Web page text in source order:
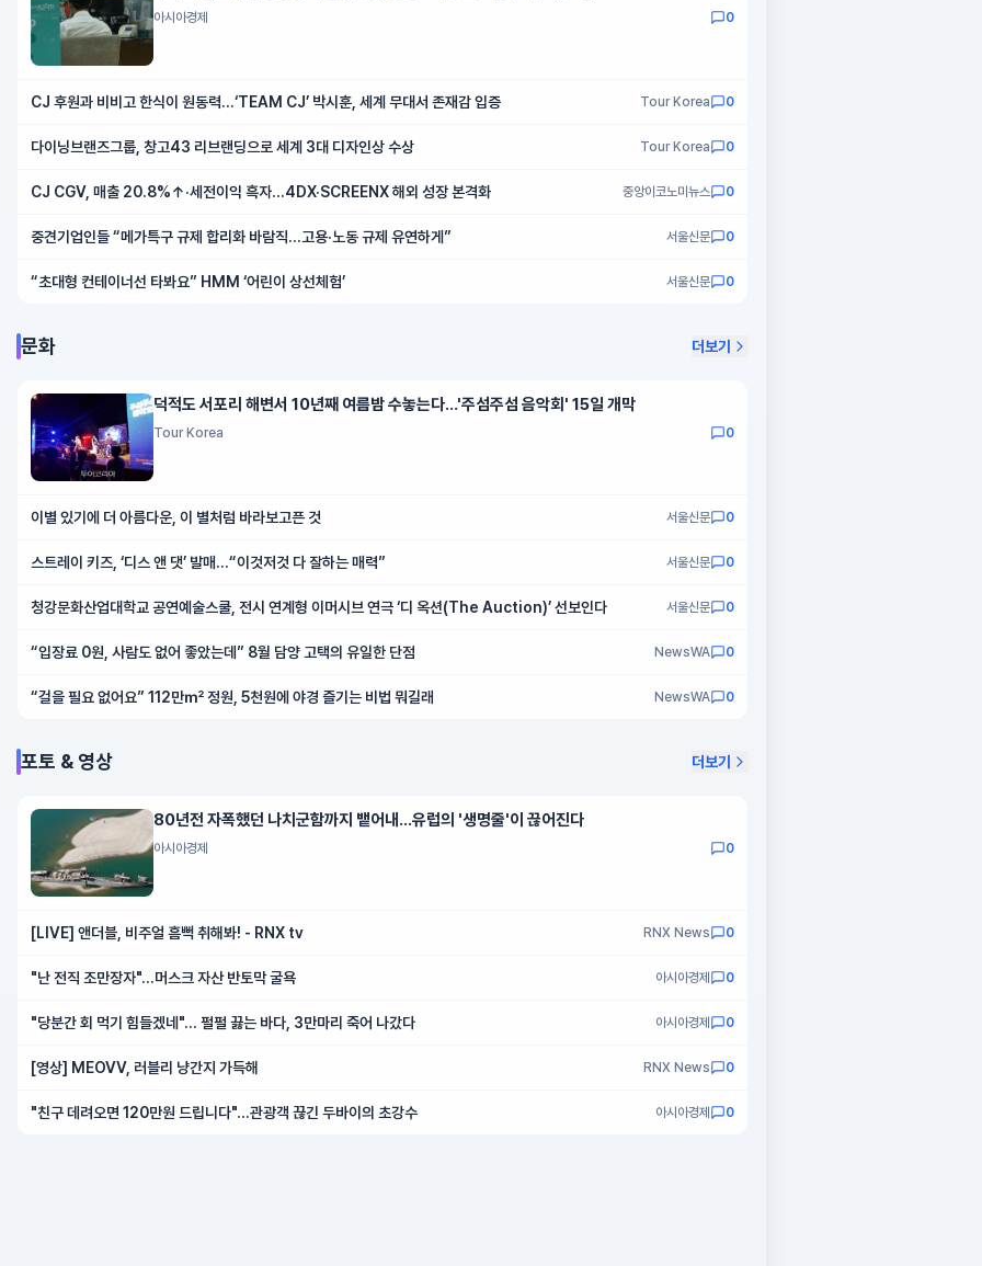
아시아경제 0
CJ 후원과 비비고 한식이 원동력…‘TEAM CJ’ 박시훈, 세계 무대서 존재감 입증 Tour Korea 0
다이닝브랜즈그룹, 창고43 리브랜딩으로 세계 3대 디자인상 수상 Tour Korea 0
CJ CGV, 매출 20.8%↑·세전이익 흑자…4DX·SCREENX 해외 성장 본격화 중앙이코노미뉴스 0
중견기업인들 “메가특구 규제 합리화 바람직…고용·노동 규제 유연하게” 서울신문 0
“초대형 컨테이너선 타봐요” HMM ‘어린이 상선체험’ 서울신문 0
문화 더보기
덕적도 서포리 해변서 10년째 여름밤 수놓는다…'주섬주섬 음악회' 15일 개막
Tour Korea 0
이별 있기에 더 아름다운, 이 별처럼 바라보고픈 것 서울신문 0
스트레이 키즈, ‘디스 앤 댓’ 발매…“이것저것 다 잘하는 매력” 서울신문 0
청강문화산업대학교 공연예술스쿨, 전시 연계형 이머시브 연극 ‘디 옥션(The Auction)’ 선보인다 서울신문 0
“입장료 0원, 사람도 없어 좋았는데” 8월 담양 고택의 유일한 단점 NewsWA 0
“걸을 필요 없어요” 112만㎡ 정원, 5천원에 야경 즐기는 비법 뭐길래 NewsWA 0
포토 & 영상 더보기
80년전 자폭했던 나치군함까지 뱉어내…유럽의 '생명줄'이 끊어진다
아시아경제 0
[LIVE] 앤더블, 비주얼 흠뻑 취해봐! - RNX tv RNX News 0
"난 전직 조만장자"…머스크 자산 반토막 굴욕 아시아경제 0
"당분간 회 먹기 힘들겠네"… 펄펄 끓는 바다, 3만마리 죽어 나갔다 아시아경제 0
[영상] MEOVV, 러블리 냥간지 가득해 RNX News 0
"친구 데려오면 120만원 드립니다"…관광객 끊긴 두바이의 초강수 아시아경제 0